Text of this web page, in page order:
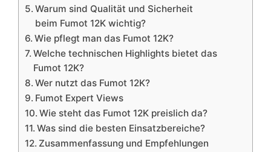
Warum sind Qualität und Sicherheit
beim Fumot 12K wichtig?
Wie pflegt man das Fumot 12K?
Welche technischen Highlights bietet das
Fumot 12K?
Wer nutzt das Fumot 12K?
Fumot Expert Views
Wie steht das Fumot 12K preislich da?
Was sind die besten Einsatzbereiche?
Zusammenfassung und Empfehlungen